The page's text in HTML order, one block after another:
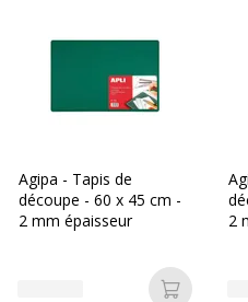
Type de produit
Code barre maitre
Agipa - Tapis de
découpe - 60 x 45 cm -
2 mm épaisseur
2